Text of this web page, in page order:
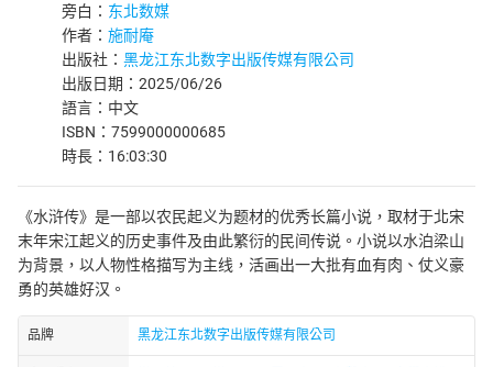
旁白： 东北数媒
作者： 施耐庵
出版社： 黑龙江东北数字出版传媒有限公司
出版日期：2025/06/26
語言：中文
ISBN：7599000000685
時長：16:03:30
《水浒传》是一部以农民起义为题材的优秀长篇小说，取材于北宋
末年宋江起义的历史事件及由此繁衍的民间传说。小说以水泊梁山
为背景，以人物性格描写为主线，活画出一大批有血有肉、仗义豪
勇的英雄好汉。
品牌 黑龙江东北数字出版传媒有限公司